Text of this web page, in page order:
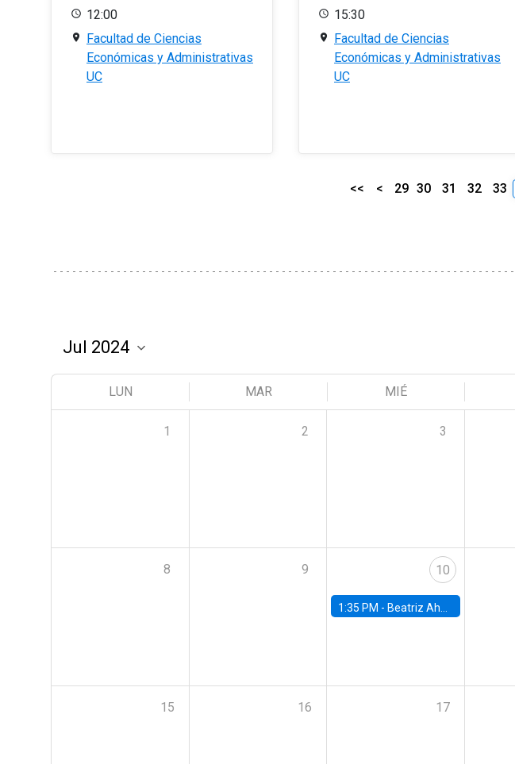
12:00
Facultad de Ciencias
Económicas y Administrativas
UC
15:30
Facultad de Ciencias
Económicas y Administrativas
UC
<< < 29 30 31 32 33
LUN MAR MIÉ
1 2 3
8 9 10
1:35 PM - Beatriz Ahumada, PhD candidate, Universidad de Pittsburgh
15 16 17